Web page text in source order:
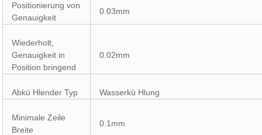
Positionierung von
Genauigkeit
0.03mm
Wiederholt,
Genauigkeit in
Position bringend
0.02mm
Abkü Hlender Typ Wasserkü Hlung
Minimale Zeile
Breite
0.1mm